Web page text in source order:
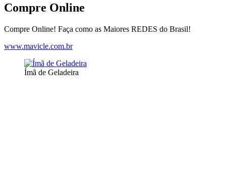
Compre Online
Compre Online! Faça como as Maiores REDES do Brasil!
www.mavicle.com.br
Ímã de Geladeira